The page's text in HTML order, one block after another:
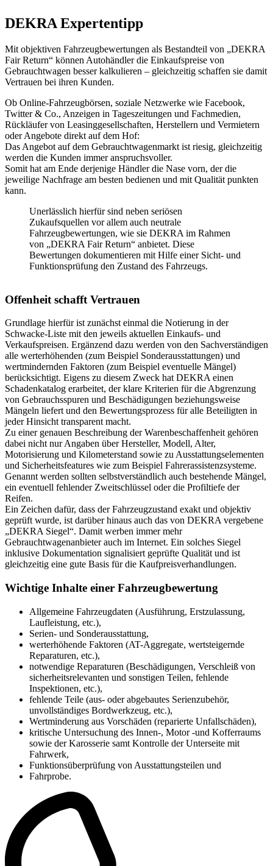
DEKRA Expertentipp
Mit objektiven Fahrzeugbewertungen als Bestandteil von „DEKRA
Fair Return“ können Autohändler die Einkaufspreise von
Gebrauchtwagen besser kalkulieren – gleichzeitig schaffen sie damit
Vertrauen bei ihren Kunden.
Ob Online-Fahrzeugbörsen, soziale Netzwerke wie Facebook,
Twitter & Co., Anzeigen in Tageszeitungen und Fachmedien,
Rückläufer von Leasinggesellschaften, Herstellern und Vermietern
oder Angebote direkt auf dem Hof:
Das Angebot auf dem Gebrauchtwagenmarkt ist riesig, gleichzeitig
werden die Kunden immer anspruchsvoller.
Somit hat am Ende derjenige Händler die Nase vorn, der die
jeweilige Nachfrage am besten bedienen und mit Qualität punkten
kann.
Unerlässlich hierfür sind neben seriösen
Zukaufsquellen vor allem auch neutrale
Fahrzeugbewertungen, wie sie DEKRA im Rahmen
von „DEKRA Fair Return“ anbietet. Diese
Bewertungen dokumentieren mit Hilfe einer Sicht- und
Funktionsprüfung den Zustand des Fahrzeugs.
Offenheit schafft Vertrauen
Grundlage hierfür ist zunächst einmal die Notierung in der
Schwacke-Liste mit den jeweils aktuellen Einkaufs- und
Verkaufspreisen. Ergänzend dazu werden von den Sachverständigen
alle werterhöhenden (zum Beispiel Sonderausstattungen) und
wertmindernden Faktoren (zum Beispiel eventuelle Mängel)
berücksichtigt. Eigens zu diesem Zweck hat DEKRA einen
Schadenkatalog erarbeitet, der klare Kriterien für die Abgrenzung
von Gebrauchsspuren und Beschädigungen beziehungsweise
Mängeln liefert und den Bewertungsprozess für alle Beteiligten in
jeder Hinsicht transparent macht.
Zu einer genauen Beschreibung der Warenbeschaffenheit gehören
dabei nicht nur Angaben über Hersteller, Modell, Alter,
Motorisierung und Kilometerstand sowie zu Ausstattungselementen
und Sicherheitsfeatures wie zum Beispiel Fahrerassistenzsysteme.
Genannt werden sollten selbstverständlich auch bestehende Mängel,
ein eventuell fehlender Zweitschlüssel oder die Profiltiefe der
Reifen.
Ein Zeichen dafür, dass der Fahrzeugzustand exakt und objektiv
geprüft wurde, ist darüber hinaus auch das von DEKRA vergebene
„DEKRA Siegel“. Damit werben immer mehr
Gebrauchtwagenanbieter auch im Internet. Ein solches Siegel
inklusive Dokumentation signalisiert geprüfte Qualität und ist
gleichzeitig eine gute Basis für die Kaufpreisverhandlungen.
Wichtige Inhalte einer Fahrzeugbewertung
Allgemeine Fahrzeugdaten (Ausführung, Erstzulassung,
Laufleistung, etc.),
Serien- und Sonderausstattung,
werterhöhende Faktoren (AT-Aggregate, wertsteigernde
Reparaturen, etc.),
notwendige Reparaturen (Beschädigungen, Verschleiß von
sicherheitsrelevanten und sonstigen Teilen, fehlende
Inspektionen, etc.),
fehlende Teile (aus- oder abgebautes Serienzubehör,
unvollständiges Bordwerkzeug, etc.),
Wertminderung aus Vorschäden (reparierte Unfallschäden),
kritische Untersuchung des Innen-, Motor -und Kofferraums
sowie der Karosserie samt Kontrolle der Unterseite mit
Fahrwerk,
Funktionsüberprüfung von Ausstattungsteilen und
Fahrprobe.